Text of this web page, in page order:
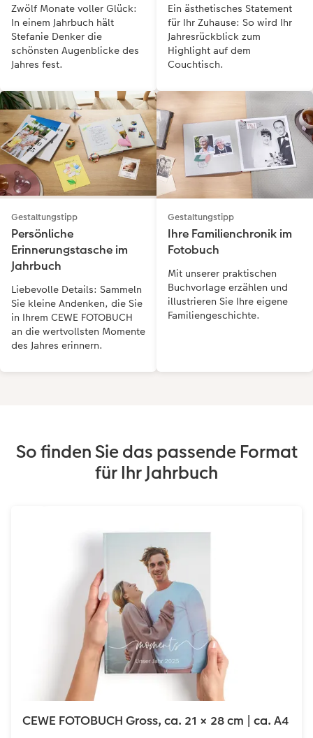
Zwölf Monate voller Glück:
In einem Jahrbuch hält
Stefanie Denker die
schönsten Augenblicke des
Jahres fest.
Ein ästhetisches Statement
für Ihr Zuhause: So wird Ihr
Jahresrückblick zum
Highlight auf dem
Couchtisch.
Gestaltungstipp
Persönliche
Erinnerungstasche im
Jahrbuch
Liebevolle Details: Sammeln
Sie kleine Andenken, die Sie
in Ihrem CEWE FOTOBUCH
an die wertvollsten Momente
des Jahres erinnern.
Gestaltungstipp
Ihre Familienchronik im
Fotobuch
Mit unserer praktischen
Buchvorlage erzählen und
illustrieren Sie Ihre eigene
Familiengeschichte.
So finden Sie das passende Format
für Ihr Jahrbuch
CEWE FOTOBUCH Gross, ca. 21 × 28 cm | ca. A4